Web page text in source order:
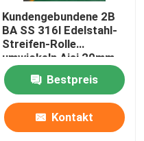
Kundengebundene 2B
BA SS 316l Edelstahl-
Streifen-Rolle
umwickeln Aisi 20mm -
1500mm Länge
Bestpreis
Kontakt